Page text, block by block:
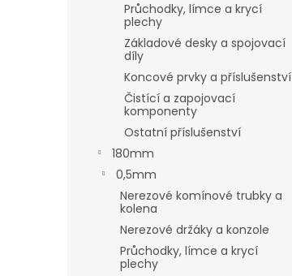
Průchodky, límce a krycí
plechy
Základové desky a spojovací
díly
Koncové prvky a příslušenství
Čistící a zapojovací
komponenty
Ostatní příslušenství
180mm
0,5mm
Nerezové komínové trubky a
kolena
Nerezové držáky a konzole
Průchodky, límce a krycí
plechy